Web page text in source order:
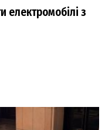
електромобілі з